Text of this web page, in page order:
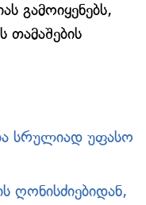
გამოიყენებს,
თამაშების
სრულიად უფასო
ღონისძიებიდან,